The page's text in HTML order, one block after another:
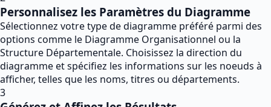
Personnalisez les Paramètres du Diagramme
Sélectionnez votre type de diagramme préféré parmi des
options comme le Diagramme Organisationnel ou la
Structure Départementale. Choisissez la direction du
diagramme et spécifiez les informations sur les noeuds à
afficher, telles que les noms, titres ou départements.
3